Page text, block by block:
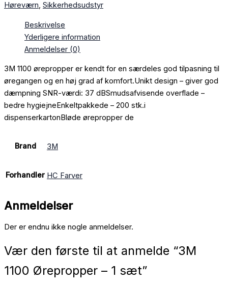
Høreværn, Sikkerhedsudstyr
Beskrivelse
Yderligere information
Anmeldelser (0)
3M 1100 ørepropper er kendt for en særdeles god tilpasning til
øregangen og en høj grad af komfort.Unikt design – giver god
dæmpning SNR-værdi: 37 dBSmudsafvisende overflade –
bedre hygiejneEnkeltpakkede – 200 stk.i
dispenserkartonBløde ørepropper de
Brand 3M
Forhandler HC Farver
Anmeldelser
Der er endnu ikke nogle anmeldelser.
Vær den første til at anmelde “3M
1100 Ørepropper – 1 sæt”